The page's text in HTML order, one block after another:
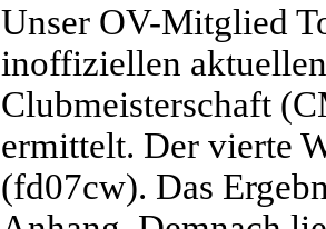
Unser OV-Mitglied
inoffiziellen
Clubmeisterschaft
ermittelt. Der vierte
(fd07cw). Das